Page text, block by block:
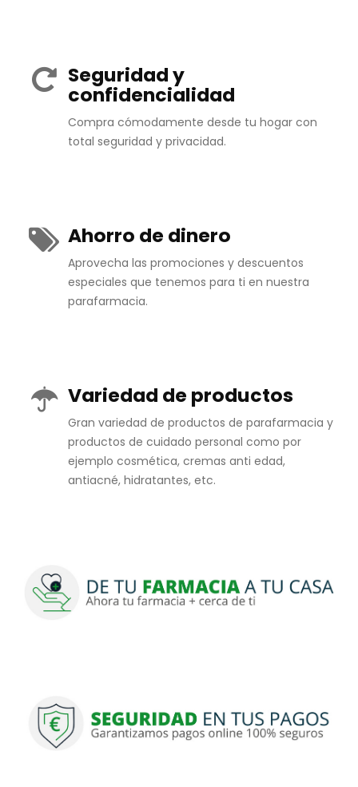
Seguridad y
confidencialidad
Compra cómodamente desde tu hogar con
total seguridad y privacidad.
Ahorro de dinero
Aprovecha las promociones y descuentos
especiales que tenemos para ti en nuestra
parafarmacia.
Variedad de productos
Gran variedad de productos de parafarmacia y
productos de cuidado personal como por
ejemplo cosmética, cremas anti edad,
antiacné, hidratantes, etc.